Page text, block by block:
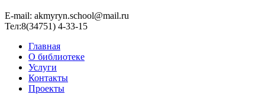
Е-mail: akmyryn.school@mail.ru
Тел:8(34751) 4-33-15
Главная
О библиотеке
Услуги
Контакты
Проекты